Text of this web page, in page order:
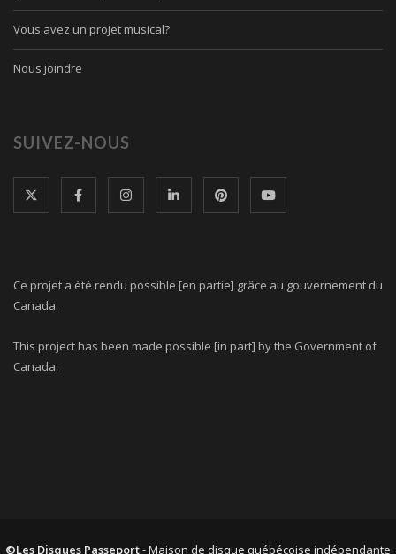
Vous avez un projet musical?
Nous joindre
SUIVEZ-NOUS
Ce projet a été rendu possible [en partie] grâce au gouvernement du
Canada.
This project has been made possible [in part] by the Government of
Canada.
©Les Disques Passeport- Maison de disque québécoise indépendante